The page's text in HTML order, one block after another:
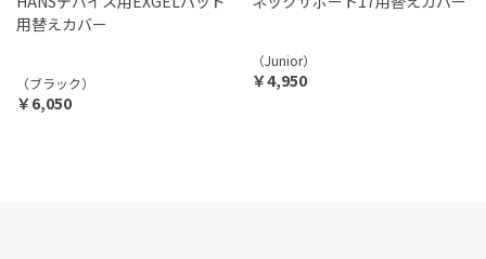
用替えカバー
（ブラック）
￥6,050
（Junior）
￥4,950